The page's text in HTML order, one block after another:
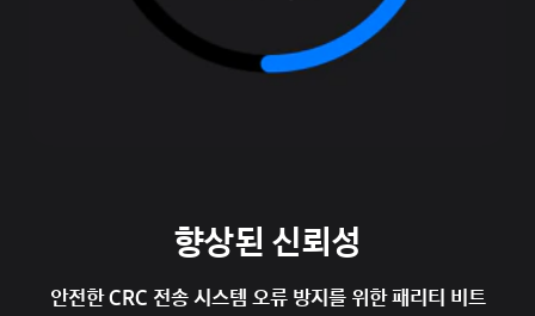
향상된 신뢰성
안전한 CRC 전송 시스템 오류 방지를 위한 패리티 비트